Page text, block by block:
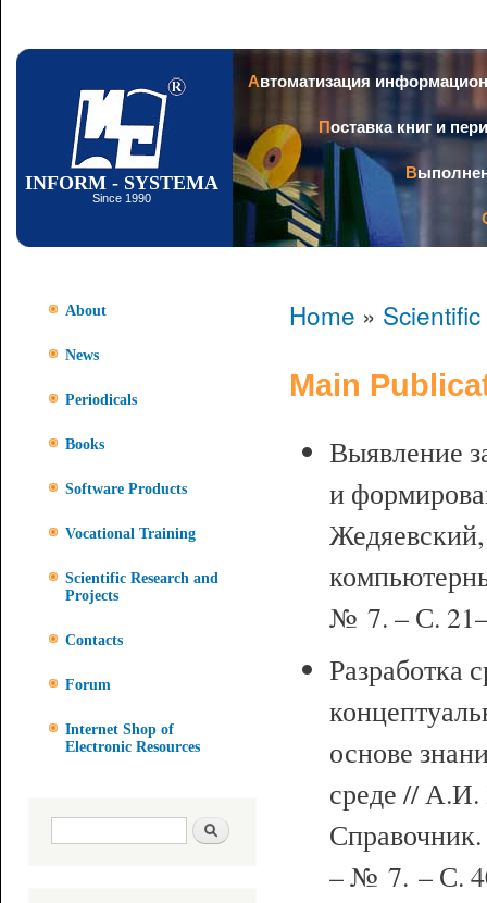
INFORM - SYSTEMA
Since 1990
Автоматизация
Поставка книг и
About
News
Periodicals
Books
Software Products
Vocational Training
Scientific Research and
Projects
Contacts
Forum
Internet Shop of
Electronic Resources
Search form Search
Home »
Main
Выявление
и
№ 7. – С.
Разработка
основе
среде //
– № 7. – С.